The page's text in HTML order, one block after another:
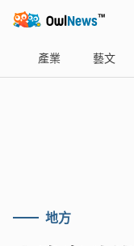
產業 藝文
地方